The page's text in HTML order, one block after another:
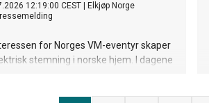
12:19:00 CEST
Elkjøp Norge
for Norges VM-eventyr skaper
stemning i norske hjem. I dagene